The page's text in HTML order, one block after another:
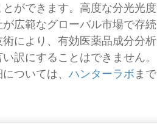
ができます。高度な分光光度
広範なグローバル市場で存続
により、有効医薬品成分分析
訳にすることはできません。
ついては、 ハンターラボまで